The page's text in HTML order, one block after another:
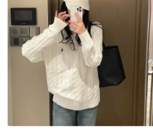
的路上会经过。也是密西西
桥。桥的一边是picnic 区有
山。现在冬天，树都枯黄，
小心就玩了快两小时，要
一次带娃郊外游成功👏
后面三张是一个小人工湖